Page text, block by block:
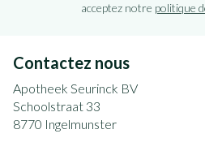
acceptez notre politique
Contactez nous
Apotheek Seurinck BV
Schoolstraat 33
8770 Ingelmunster